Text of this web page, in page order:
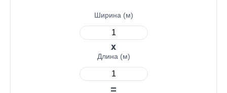
Ширина (м)
Длина (м)